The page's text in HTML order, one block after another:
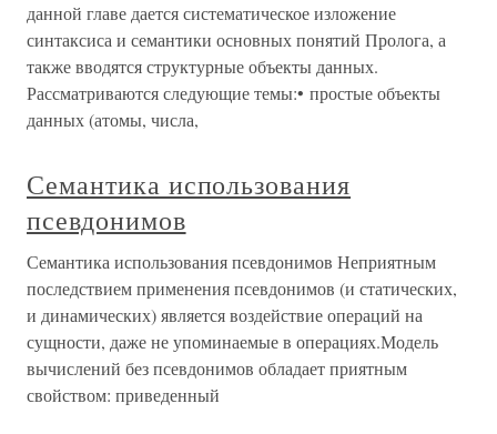
данной главе дается систематическое изложение
синтаксиса и семантики основных понятий Пролога, а
также вводятся структурные объекты данных.
Рассматриваются следующие темы:• простые объекты
данных (атомы, числа,
Семантика использования
псевдонимов
Семантика использования псевдонимов Неприятным
последствием применения псевдонимов (и статических,
и динамических) является воздействие операций на
сущности, даже не упоминаемые в операциях.Модель
вычислений без псевдонимов обладает приятным
свойством: приведенный